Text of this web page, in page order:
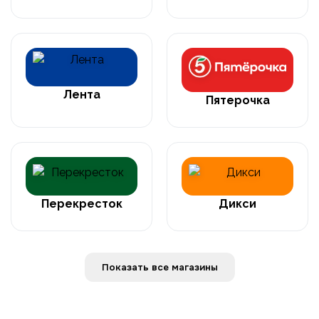
Лента Пятерочка
Перекресток Дикси
Показать все магазины